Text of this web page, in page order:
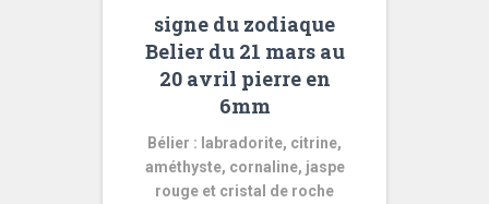
signe du zodiaque
Belier du 21 mars au
20 avril pierre en
6mm
Bélier : labradorite, citrine,
améthyste, cornaline, jaspe
rouge et cristal de roche